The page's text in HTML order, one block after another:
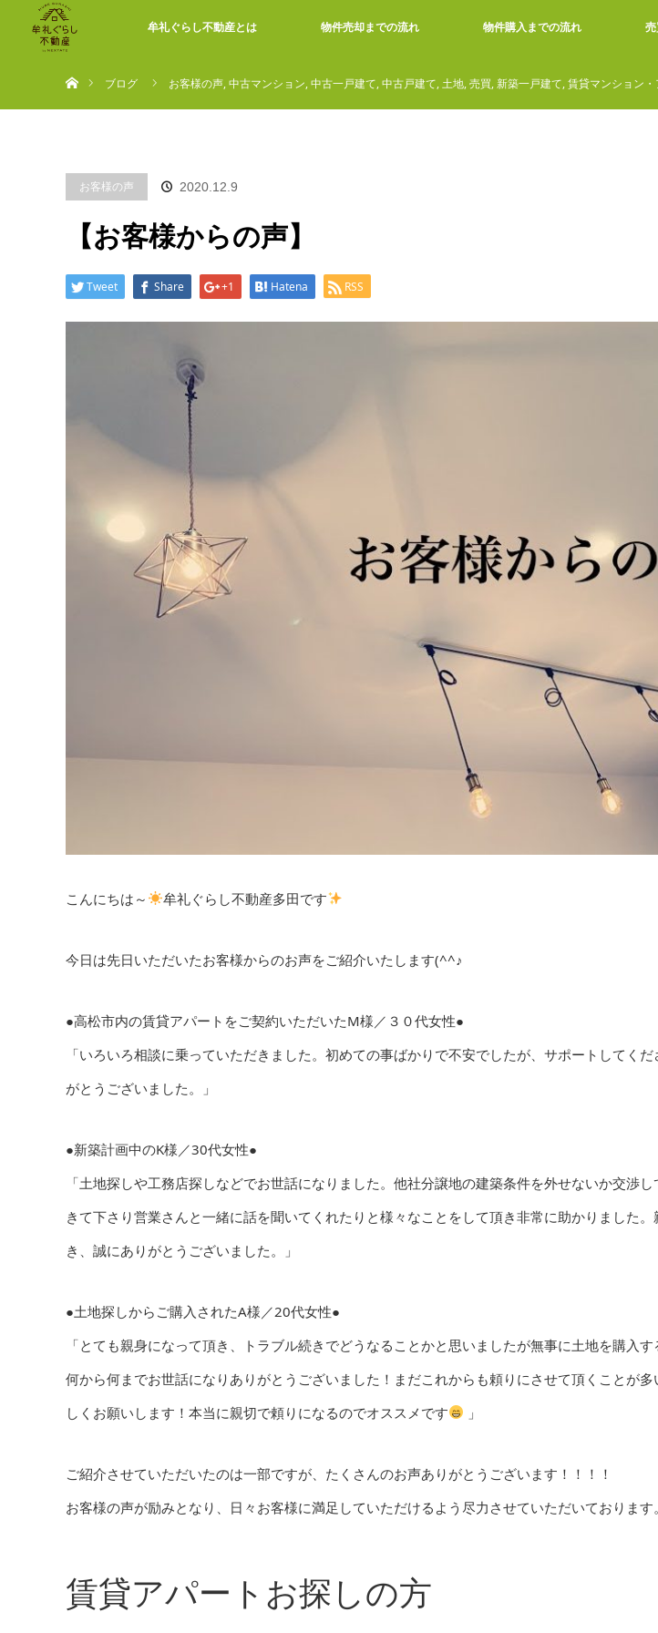
牟礼ぐらし不動産とは 物件売却までの流れ 物件購入までの流れ
ブログ
お客様の声,中古マンション,中古一戸建て,中古戸建て,土地,売買,新築一戸建て,賃貸マンション
お客様の声 2020.12.9
【お客様からの声】
Tweet Share +1 Hatena RSS
こんにちは～ 牟礼ぐらし不動産多田です
今日は先日いただいたお客様からのお声をご紹介いたします(^^♪
●高松市内の賃貸アパートをご契約いただいたM様／３０代女性●
「いろいろ相談に乗っていただきました。初めての事ばかりで不安でしたが、サポートしてく
がとうございました。」
●新築計画中のK様／30代女性●
「土地探しや工務店探しなどでお世話になりました。他社分譲地の建築条件を外せないか交渉
きて下さり営業さんと一緒に話を聞いてくれたりと様々なことをして頂き非常に助かりました
き、誠にありがとうございました。」
●土地探しからご購入されたA様／20代女性●
「とても親身になって頂き、トラブル続きでどうなることかと思いましたが無事に土地を購入
何から何までお世話になりありがとうございました！まだこれからも頼りにさせて頂くことが
しくお願いします！本当に親切で頼りになるのでオススメです
」
ご紹介させていただいたのは一部ですが、たくさんのお声ありがとうございます！！！！
お客様の声が励みとなり、日々お客様に満足していただけるよう尽力させていただいております。
賃貸アパートお探しの方